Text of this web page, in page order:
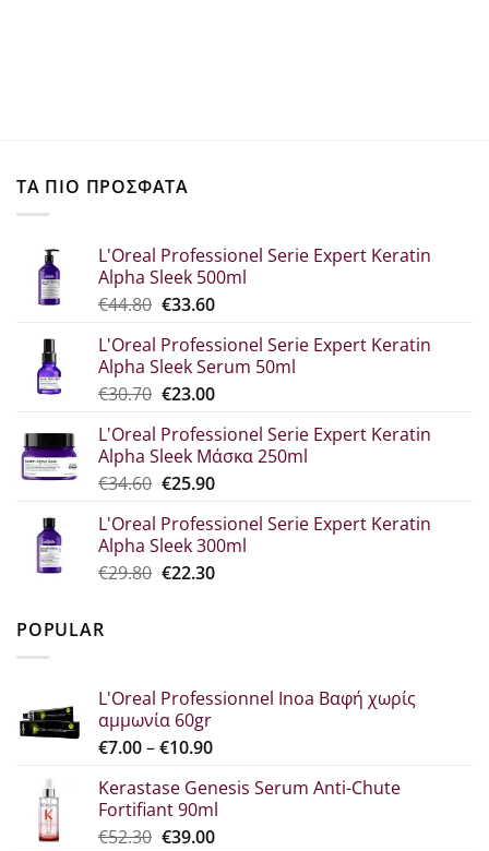
ΤΑ ΠΙΟ ΠΡΟΣΦΑΤΑ
L'Oreal Professionel Serie Expert Keratin
Alpha Sleek 500ml
€44.80 Original
was:
€44.80.
€33.60Η
τιμή
είναι:
€33.60.
L'Oreal Professionel Serie Expert Keratin
Alpha Sleek Serum 50ml
€30.70 Original
was:
€30.70.
€23.00Η
τιμή
είναι:
€23.00.
L'Oreal Professionel Serie Expert Keratin
Alpha Sleek Μάσκα 250ml
€34.60 Original
was:
€34.60.
€25.90Η
τιμή
είναι:
€25.90.
L'Oreal Professionel Serie Expert Keratin
Alpha Sleek 300ml
€29.80 Original
€22.30Η
POPULAR
L'Oreal Professionnel Inoa Βαφή χωρίς
αμμωνία 60gr
€7.00–€10.90Price
€7.00
through
€10.90
Kerastase Genesis Serum Anti-Chute
Fortifiant 90ml
€52.30 Original
€39.00Η